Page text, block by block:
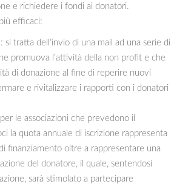
e richiedere i fondi ai donatori.
efficaci:
si tratta dell’invio di una mail ad una serie di
promuova l’attività della non profit e che
di donazione al fine di reperire nuovi
e rivitalizzare i rapporti con i donatori
le associazioni che prevedono il
la quota annuale di iscrizione rappresenta
finanziamento oltre a rappresentare una
del donatore, il quale, sentendosi
sarà stimolato a partecipare